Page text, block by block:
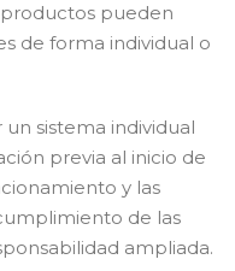
pueden
de forma individual o
sistema individual
previa al inicio de
y las
de las
ampliada.